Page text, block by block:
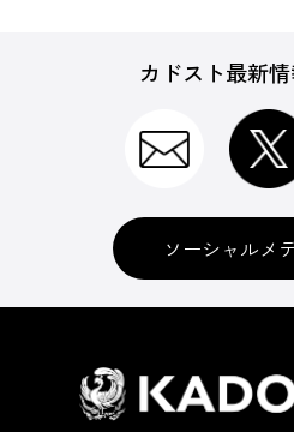
カドスト最新
ソーシャルメ